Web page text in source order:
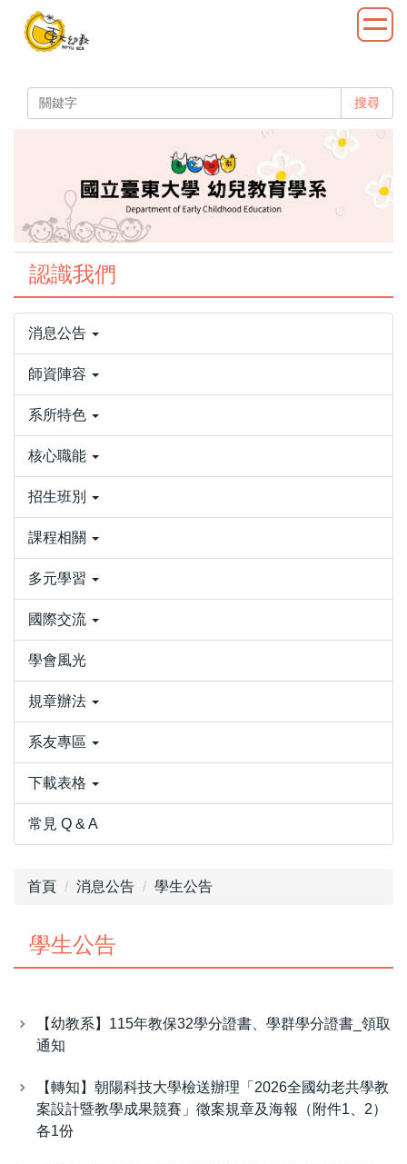
搜尋
認識我們
消息公告
師資陣容
系所特色
核心職能
招生班別
課程相關
多元學習
國際交流
學會風光
規章辦法
系友專區
下載表格
常見 Q & A
首頁 消息公告 學生公告
學生公告
【幼教系】115年教保32學分證書、學群學分證書_領取
通知
【轉知】朝陽科技大學檢送辦理「2026全國幼老共學教
案設計暨教學成果競賽」徵案規章及海報（附件1、2）
各1份